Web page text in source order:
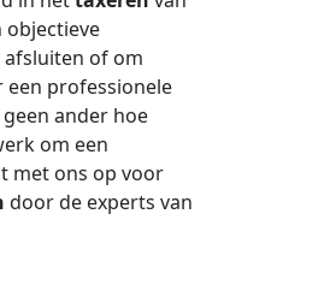
objectieve
of om
een professionele
ander hoe
om een
met ons op voor
door de experts van